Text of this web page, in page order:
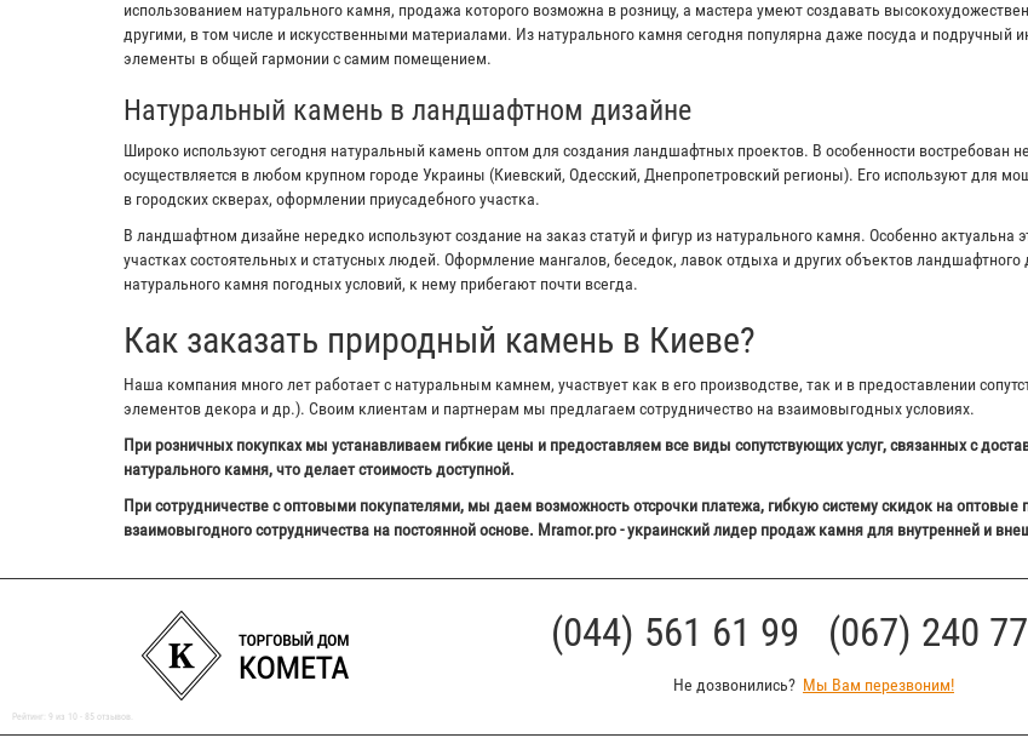
использованием натурального камня, продажа которого возможна в розницу, а мастера умеют создавать
другими, в том числе и искусственными материалами. Из натурального камня сегодня популярна даже посуда и подручный
элементы в общей гармонии с самим помещением.
Натуральный камень в ландшафтном дизайне
Широко используют сегодня натуральный камень оптом для создания ландшафтных проектов. В особенности
осуществляется в любом крупном городе Украины (Киевский, Одесский, Днепропетровский регионы). Его используют для
в городских скверах, оформлении приусадебного участка.
В ландшафтном дизайне нередко используют создание на заказ статуй и фигур из натурального камня. Особенно
участках состоятельных и статусных людей. Оформление мангалов, беседок, лавок отдыха и других объектов
натурального камня погодных условий, к нему прибегают почти всегда.
Как заказать природный камень в Киеве?
Наша компания много лет работает с натуральным камнем, участвует как в его производстве, так и в предоставлении
элементов декора и др.). Своим клиентам и партнерам мы предлагаем сотрудничество на взаимовыгодных условиях.
При розничных покупках мы устанавливаем гибкие цены и предоставляем все виды сопутствующих услуг, связанных с
натурального камня, что делает стоимость доступной.
При сотрудничестве с оптовыми покупателями, мы даем возможность отсрочки платежа, гибкую систему скидок на оптовые
взаимовыгодного сотрудничества на постоянной основе. Mramor.pro - украинский лидер продаж камня для внутренней и
(044) 561 61 99 (067) 240
Не дозвонились? Мы Вам перезвоним!
Рейтинг: 9 из 10 85 отзывов.